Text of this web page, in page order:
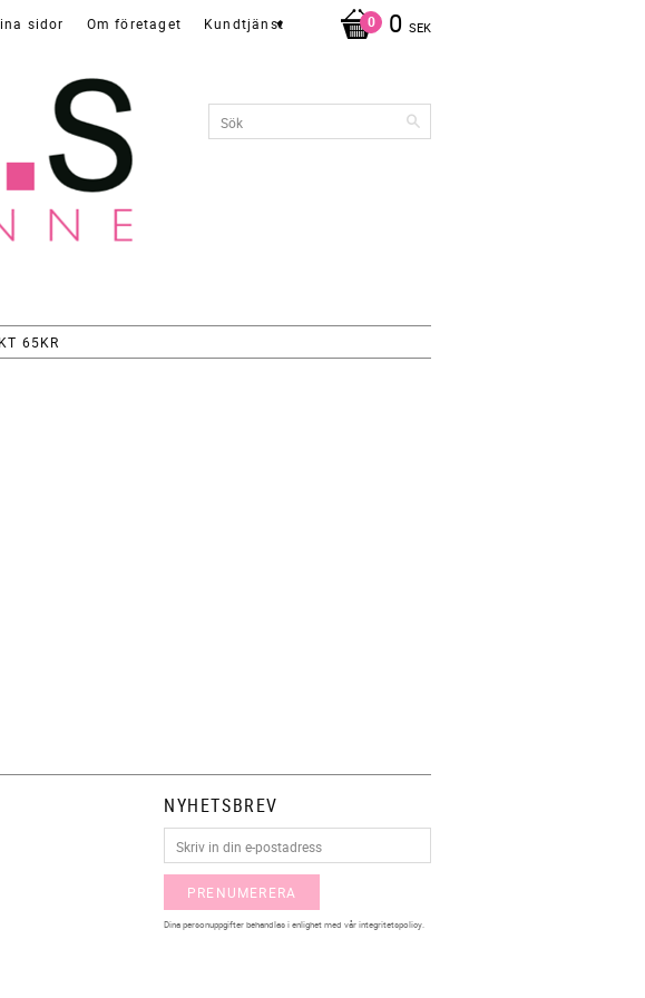
0 SEK
sidor Om företaget Kundtjänst
65KR
NYHETSBREV
PRENUMERERA
Dina personuppgifter behandlas i enlighet med vårintegritetspolicy.